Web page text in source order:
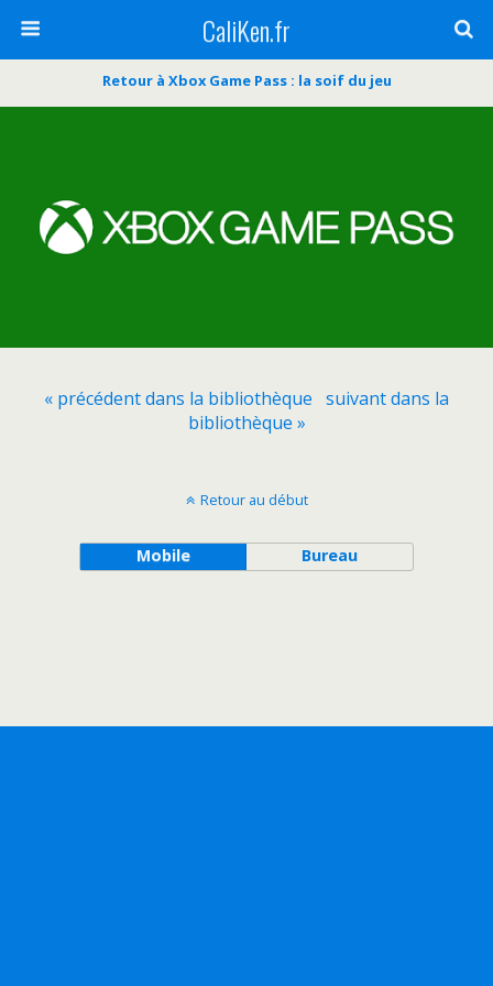
CaliKen.fr
Retour à Xbox Game Pass : la soif du jeu
« précédent dans la bibliothèque suivant dans la
bibliothèque »
Retour au début
Mobile Bureau